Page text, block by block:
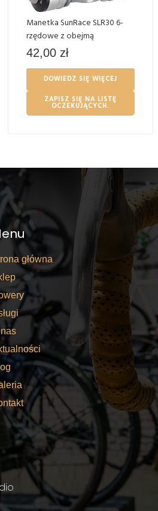
Manetka SunRace SLR30 6-
rzędowe z obejmą
42,00 zł
DOWIEDZ SIĘ WIĘCEJ
ZAPISZ SIĘ NA LISTĘ
OCZEKUJĄCYCH.
główna